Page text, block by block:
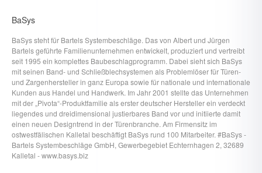
BaSys
BaSys steht für Bartels Systembeschläge. Das von Albert und Jürgen
Bartels geführte Familienunternehmen entwickelt, produziert und vertreibt
seit 1995 ein komplettes Baubeschlagprogramm. Dabei sieht sich BaSys
mit seinen Band- und Schließblechsystemen als Problemlöser für Türen-
und Zargenhersteller in ganz Europa sowie für nationale und internationale
Kunden aus Handel und Handwerk. Im Jahr 2001 stellte das Unternehmen
mit der „Pivota“-Produktfamilie als erster deutscher Hersteller ein verdeckt
liegendes und dreidimensional justierbares Band vor und initiierte damit
einen neuen Designtrend in der Türenbranche. Am Firmensitz im
ostwestfälischen Kalletal beschäftigt BaSys rund 100 Mitarbeiter. #BaSys -
Bartels Systembeschläge GmbH, Gewerbegebiet Echternhagen 2, 32689
Kalletal - www.basys.biz